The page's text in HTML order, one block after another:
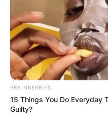
Lata de Leite Decorada
Passo a Passo
Como Fazer
Índice
BRAINBERRIES
15 Things You Do Everyday
Guilty?